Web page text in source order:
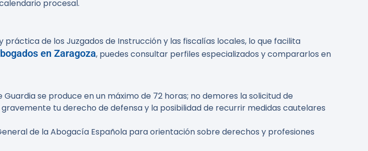
procesal.
de los Juzgados de Instrucción y las fiscalías locales, lo que facilita
en Zaragoza, puedes consultar perfiles especializados y compararlos en
se produce en un máximo de 72 horas; no demores la solicitud de
tu derecho de defensa y la posibilidad de recurrir medidas cautelares
de la Abogacía Española para orientación sobre derechos y profesiones